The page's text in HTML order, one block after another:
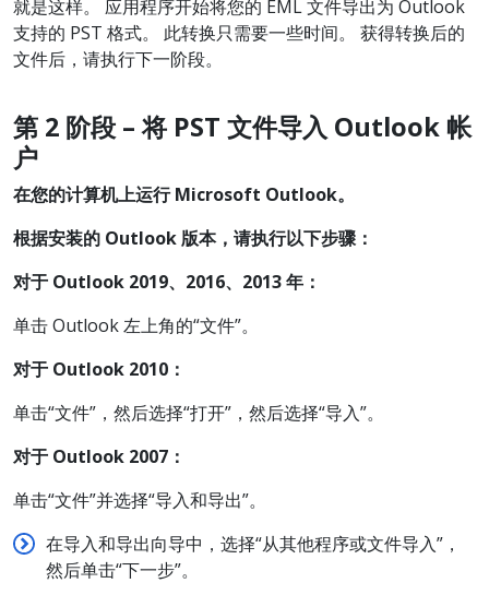
就是这样。 应用程序开始将您的 EML 文件导出为 Outlook
支持的 PST 格式。 此转换只需要一些时间。 获得转换后的
文件后，请执行下一阶段。
第 2 阶段 –将 PST 文件导入 Outlook帐
户
在您的计算机上运行 Microsoft Outlook。
根据安装的 Outlook 版本，请执行以下步骤：
对于 Outlook 2019、2016、2013 年：
单击 Outlook 左上角的“文件”。
对于 Outlook 2010：
单击“文件”，然后选择“打开”，然后选择“导入”。
对于 Outlook 2007：
单击“文件”并选择“导入和导出”。
在导入和导出向导中，选择“从其他程序或文件导入”，
然后单击“下一步”。